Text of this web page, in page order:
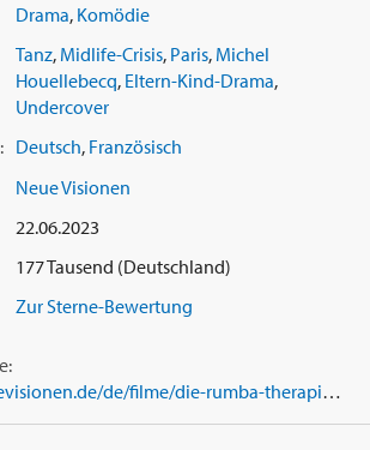
Kinoauftritt. In seinem Film gelingt es
lateinamerikanischer Tänze vom
Leinwand zu bringen. Feurige
französischer Humor garantieren
Komödie über das Glück der
die Hoffnung auf ein Happy End.
Drama, Komödie
Tanz, Midlife-Crisis, Paris, Michel
Houellebecq, Eltern-Kind-Drama,
Undercover
Deutsch, Französisch
Neue Visionen
22.06.2023
177 Tausend (Deutschland)
Zur Sterne-Bewertung
https://www.neuevisionen.de/de/filme/die-rumba-therapie-128